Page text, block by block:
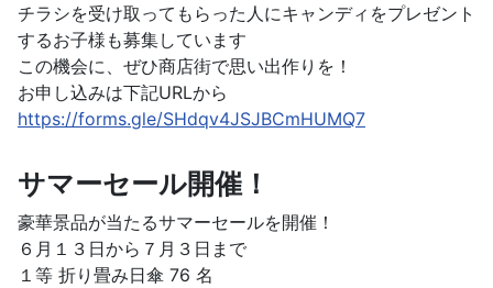
チラシを受け取ってもらった人にキャンディをプレゼント
するお子様も募集しています
この機会に、ぜひ商店街で思い出作りを！
お申し込みは下記URLから
https://forms.gle/SHdqv4JSJBCmHUMQ7
サマーセール開催！
豪華景品が当たるサマーセールを開催！
６月１３日から７月３日まで
１等 折り畳み日傘 76 名